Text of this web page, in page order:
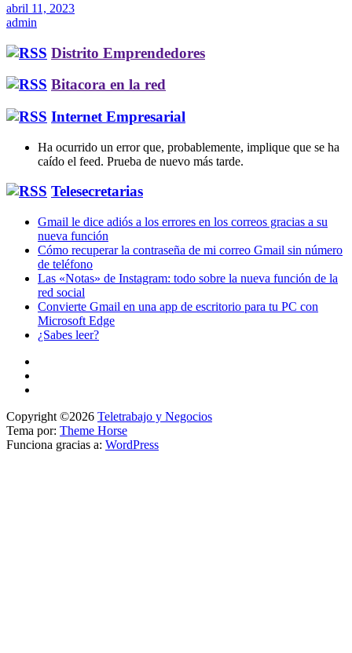
abril 11, 2023
admin
Distrito Emprendedores
Bitacora en la red
Internet Empresarial
Ha ocurrido un error que, probablemente, implique que se ha
caído el feed. Prueba de nuevo más tarde.
Telesecretarias
Gmail le dice adiós a los errores en los correos gracias a su
nueva función
Cómo recuperar la contraseña de mi correo Gmail sin número
de teléfono
Las «Notas» de Instagram: todo sobre la nueva función de la
red social
Convierte Gmail en una app de escritorio para tu PC con
Microsoft Edge
¿Sabes leer?
Copyright ©2026 Teletrabajo y Negocios
Tema por: Theme Horse
Funciona gracias a: WordPress